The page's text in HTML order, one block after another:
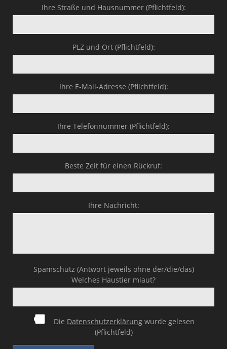
Ihre Straße und Hausnummer (Pflichtfeld):
PLZ und Ort (Pflichtfeld):
Ihre E-Mail-Adresse (Pflichtfeld):
Ihre Telefonnummer (Pflichtfeld):
Beste Zeit für einen Rückruf:
Ihre Nachricht:
Spamschutz (Antwort jeweils ohne der/die/das)
Welches Haustier miaut?
Die Datenschutzerklärung wurde gelesen
(Pflichtfeld)